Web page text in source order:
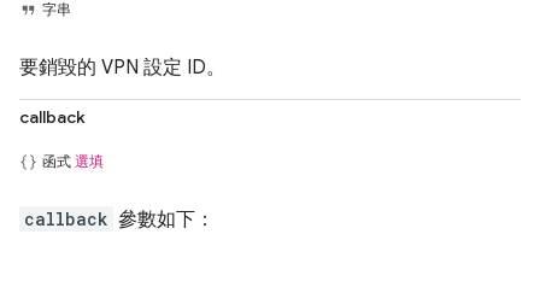
字串
要銷毀的 VPN 設定 ID。
callback
函式 選填
callback 參數如下：